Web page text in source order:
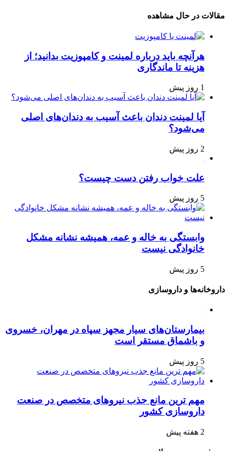
مقالات در حال مشاهده
هرآنچه باید درباره لمینت و کامپوزیت بدانید؛ از
هزینه تا ماندگاری
1 روز پیش
آیا لمینت دندان باعث آسیب به دندان‌های اصلی
می‌شود؟
2 روز پیش
علت خواب رفتن دست چیست؟
5 روز پیش
وابستگی به خاله و عمه، همیشه نشانه مشکل
خانوادگی نیست
5 روز پیش
داروخانه‌ها و داروسازی
بیمارستان‌های سیار مجهز سپاه در مهران، خسروی
و باشماق مستقر است
5 روز پیش
مهم ترین مانع جذب نیروهای متخصص در صنعت
داروسازی کشور
2 هفته پیش